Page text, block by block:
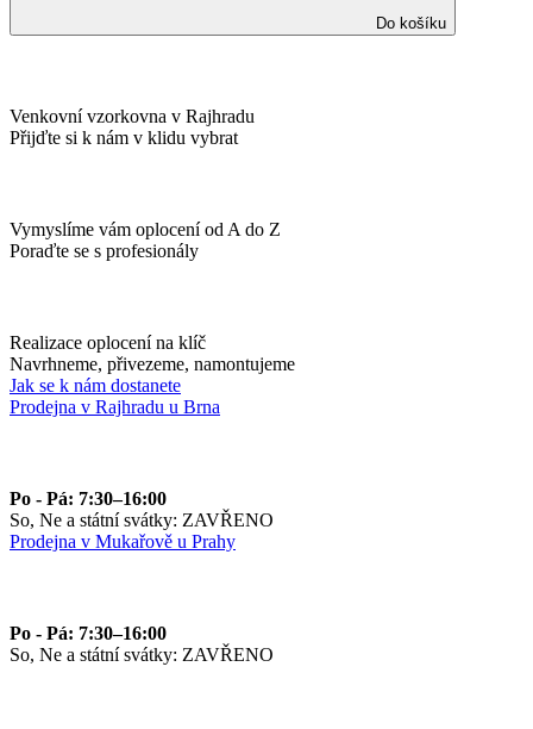
Do košíku
Venkovní vzorkovna v Rajhradu
Přijďte si k nám v klidu vybrat
Vymyslíme vám oplocení od A do Z
Poraďte se s profesionály
Realizace oplocení na klíč
Navrhneme, přivezeme, namontujeme
Jak se k nám dostanete
Prodejna v Rajhradu u Brna
Po - Pá: 7:30–16:00
So, Ne a státní svátky: ZAVŘENO
Prodejna v Mukařově u Prahy
Po - Pá: 7:30–16:00
So, Ne a státní svátky: ZAVŘENO